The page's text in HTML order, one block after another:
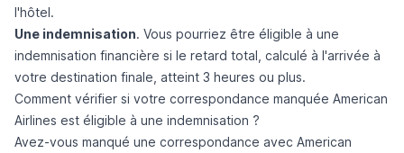
l'hôtel.
Une indemnisation. Vous pourriez être éligible à une
indemnisation financière si le retard total, calculé à l'arrivée à
votre destination finale, atteint 3 heures ou plus.
Comment vérifier si votre correspondance manquée American
Airlines est éligible à une indemnisation ?
Avez-vous manqué une correspondance avec American